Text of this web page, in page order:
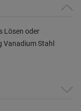
Lösen oder
Vanadium Stahl